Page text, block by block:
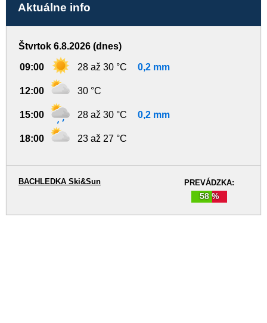
Aktuálne info
Štvrtok 6.8.2026 (dnes)
09:00 28 až 30 °C 0,2 mm
12:00 30 °C
15:00 28 až 30 °C 0,2 mm
18:00 23 až 27 °C
PREVÁDZKA:
58 %
BACHLEDKA Ski&Sun